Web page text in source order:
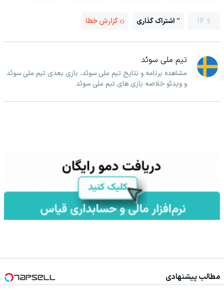
14 اشتراک گذاری گزارش خطا
تیم ملی سوئد
مشاهده برنامه و نتایج تیم ملی سوئد، بازی بعدی تیم ملی سوئد
و ویدئو خلاصه بازی های تیم ملی سوئد
مطالب پیشنهادی